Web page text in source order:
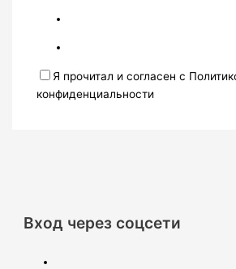
Я прочитал и согласен с
конфиденциальности
Вход через соцсети